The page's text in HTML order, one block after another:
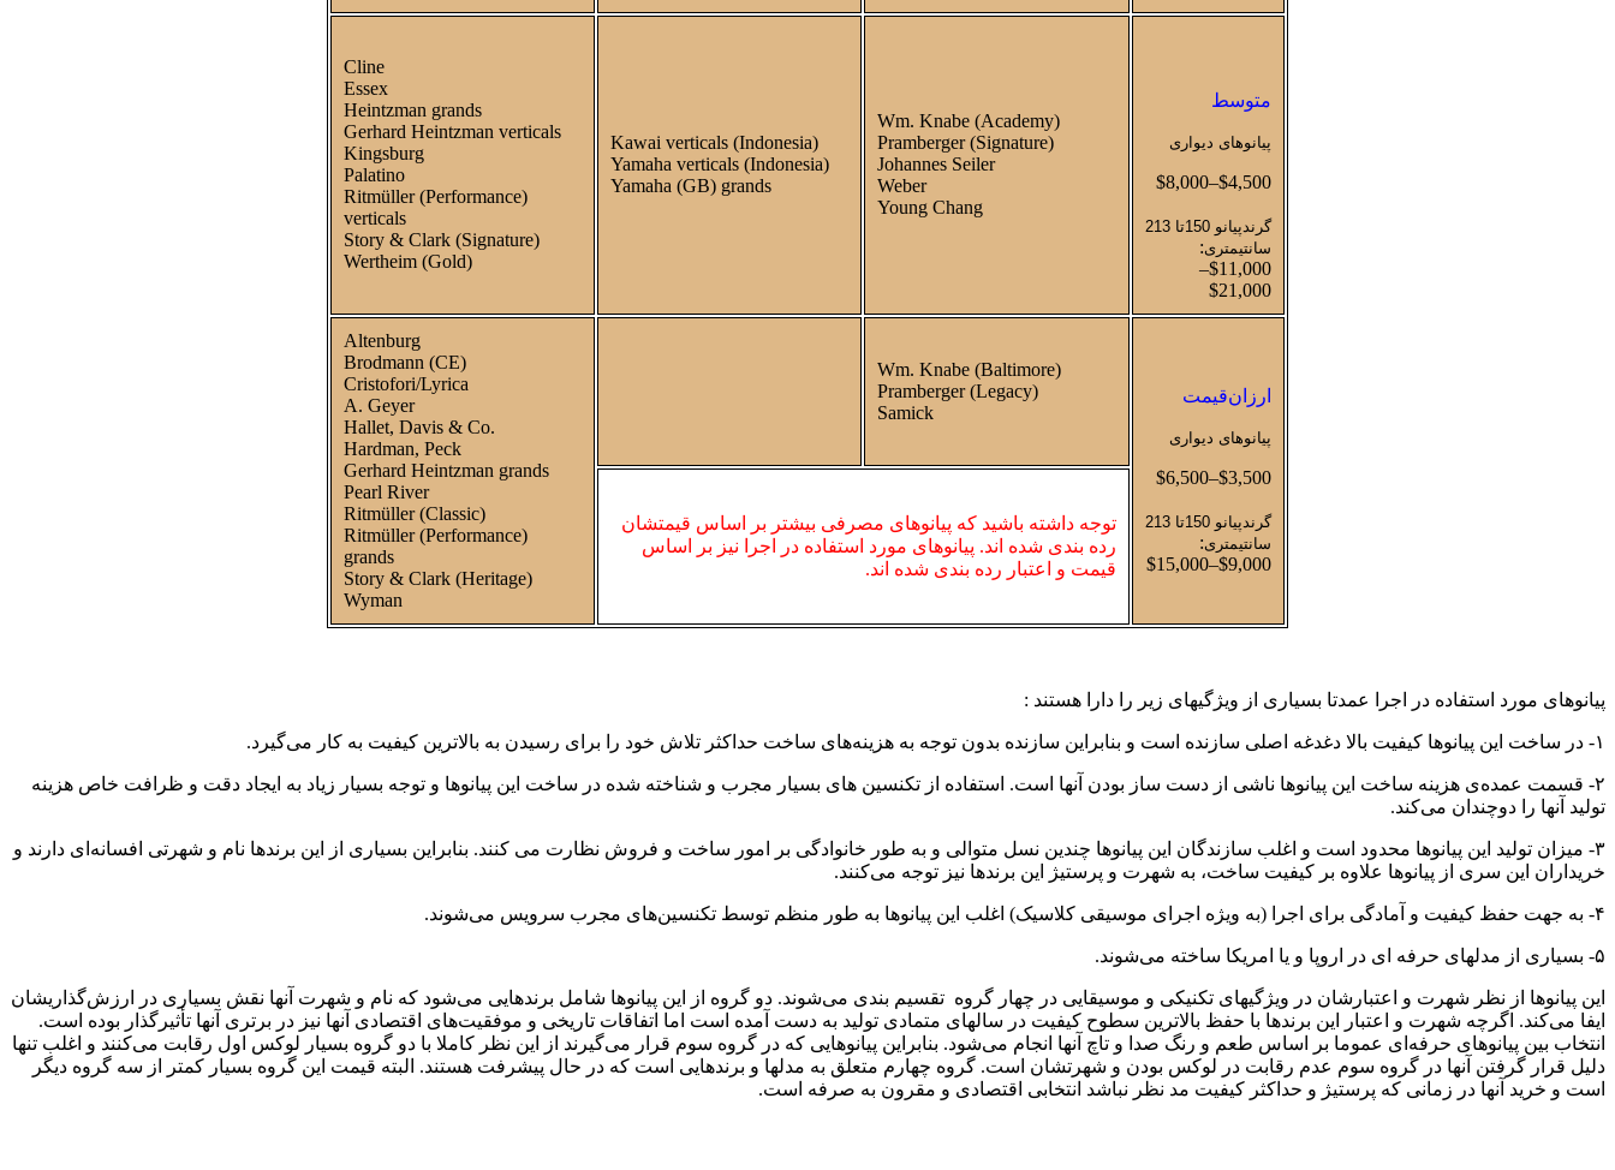
متوسط
پیانوهای دیواری
$4,500–$8,000
گرندپیانو 150تا 213
سانتیمتری:
$11,000–
$21,000
Wm. Knabe (Academy)
Pramberger (Signature)
Johannes Seiler
Weber
Young Chang
Kawai verticals (Indonesia)
Yamaha verticals (Indonesia)
Yamaha (GB) grands
Cline
Essex
Heintzman grands
Gerhard Heintzman verticals
Kingsburg
Palatino
Ritmüller (Performance)
verticals
Story & Clark (Signature)
Wertheim (Gold)
ارزان‌قیمت
پیانوهای دیواری
$3,500–$6,500
گرندپیانو 150تا 213
سانتیمتری:
$9,000–$15,000
Wm. Knabe (Baltimore)
Pramberger (Legacy)
Samick
Altenburg
Brodmann (CE)
Cristofori/Lyrica
A. Geyer
Hallet, Davis & Co.
Hardman, Peck
Gerhard Heintzman grands
Pearl River
Ritmüller (Classic)
Ritmüller (Performance)
grands
Story & Clark (Heritage)
Wyman
توجه داشته باشید که پیانوهای مصرفی بیشتر بر اساس قیمتشان
رده بندی شده ‌اند. پیانوهای مورد استفاده در اجرا نیز بر اساس
قیمت و اعتبار رده بندی شده اند.
پیانوهای مورد استفاده در اجرا عمدتا بسیاری از ویژگیهای زیر را دارا هستند :
۱- در ساخت این پیانوها کیفیت بالا دغدغه اصلی سازنده است و بنابراین سازنده بدون توجه به هزینه‌های ساخت حداکثر تلاش خود را برای رسیدن به بالاترین کیفیت به کار می‌گیرد.
۲- قسمت عمده‌ی هزینه ساخت این پیانوها ناشی از دست ساز بودن آنها است. استفاده از تکنسین های بسیار مجرب و شناخته شده در ساخت این پیانوها و توجه بسیار زیاد به ایجاد دقت و ظرافت خاص هزینه
تولید آنها را دوچندان می‌کند.
۳- میزان تولید این پیانوها محدود است و اغلب سازندگان این پیانوها چندین نسل متوالی و به طور خانوادگی بر امور ساخت و فروش نظارت می کنند. بنابراین بسیاری از این برندها نام و شهرتی افسانه‌ای دارند و
خریداران این سری از پیانوها علاوه بر کیفیت ساخت، به شهرت و پرستیژ این برندها نیز توجه می‌کنند.
۴- به جهت حفظ کیفیت و آمادگی برای اجرا (‌به ویژه اجرای موسیقی کلاسیک) اغلب این پیانوها به طور منظم توسط تکنسین‌های مجرب سرویس می‌شوند.
۵- بسیاری از مدلهای حرفه ای در اروپا و یا امریکا ساخته می‌شوند.
این پیانوها از نظر شهرت و اعتبارشان در ویژگیهای تکنیکی و موسیقایی در چهار گروه تقسیم بندی می‌شوند. دو گروه از این پیانوها شامل برندهایی می‌شود که نام و شهرت آنها نقش بسیاری در ارزش‌گذاریشان
ایفا می‌کند. اگرچه شهرت و اعتبار این برندها با حفظ بالاترین سطوح کیفیت در سالهای متمادی تولید به دست آمده است اما اتفاقات تاریخی و موفقیت‌های اقتصادی آنها نیز در برتری‌ آنها تأثیر‌گذار بوده است.
انتخاب بین پیانوهای حرفه‌ای عموما بر اساس طعم و رنگ صدا و تاچ آنها انجام می‌شود. بنابراین پیانوهایی که در گروه سوم قرار می‌گیرند از این نظر کاملا با دو گروه بسیار لوکس اول رقابت می‌کنند و اغلب تنها
دلیل قرار گرفتن آنها در گروه سوم عدم رقابت در لوکس بودن و شهرتشان است. گروه چهارم متعلق به مدلها و برندهایی است که در حال پیشرفت هستند. البته قیمت این گروه بسیار کمتر از سه گروه دیگر
است و خرید آنها در زمانی که پرستیژ و حداکثر کیفیت مد نظر نباشد انتخابی اقتصادی و مقرون به صرفه است.